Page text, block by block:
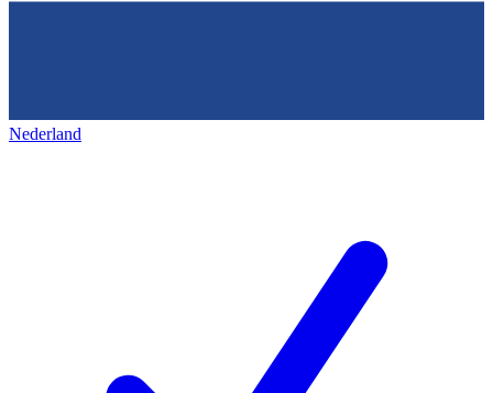
Nederland